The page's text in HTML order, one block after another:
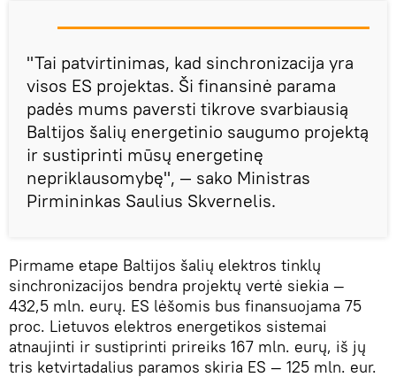
"Tai patvirtinimas, kad sinchronizacija yra
visos ES projektas. Ši finansinė parama
padės mums paversti tikrove svarbiausią
Baltijos šalių energetinio saugumo projektą
ir sustiprinti mūsų energetinę
nepriklausomybę", ― sako Ministras
Pirmininkas Saulius Skvernelis.
Pirmame etape Baltijos šalių elektros tinklų
sinchronizacijos bendra projektų vertė siekia ―
432,5 mln. eurų. ES lėšomis bus finansuojama 75
proc. Lietuvos elektros energetikos sistemai
atnaujinti ir sustiprinti prireiks 167 mln. eurų, iš jų
tris ketvirtadalius paramos skiria ES ― 125 mln. eur.